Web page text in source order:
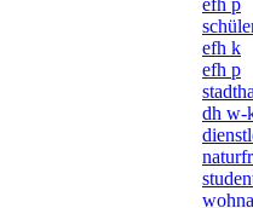
efh p
efh k
efh p
dh w-